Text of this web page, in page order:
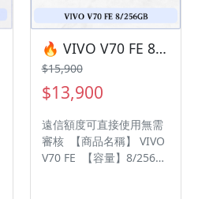
LINE來幫您安排快速審核
及回報審核進度 LINE
ID:@kjg6280d 大呼小叫
辰通訊行 雲林縣虎尾鎮林
森路二段200號 電話:05-
6339809 在地經營12年店
🔥 VIVO V70 FE 8/256G 有額度快速過件 🎯 想換新機？現在就是最佳時機！現貨當天審件當天過件即可以馬上寄出
$15,900
$13,900
遠信額度可直接使用無需
審核 【商品名稱】 VIVO
V70 FE 【容量】8/256G